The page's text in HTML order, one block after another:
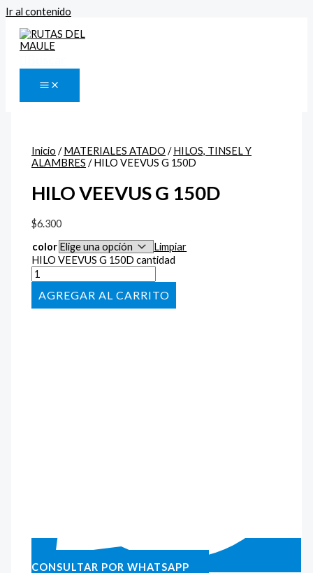
Ir al contenido
Inicio /MATERIALES ATADO /HILOS, TINSEL Y
ALAMBRES / HILO VEEVUS G 150D
HILO VEEVUS G 150D
$6.300
color
Limpiar
HILO VEEVUS G 150D cantidad
AÑADIR AL CARRITO
CONSULTAR POR WHATSAPP